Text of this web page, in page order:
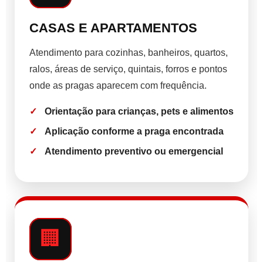
CASAS E APARTAMENTOS
Atendimento para cozinhas, banheiros, quartos,
ralos, áreas de serviço, quintais, forros e pontos
onde as pragas aparecem com frequência.
Orientação para crianças, pets e alimentos
Aplicação conforme a praga encontrada
Atendimento preventivo ou emergencial
🏢